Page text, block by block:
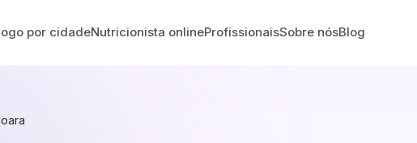
por cidadeNutricionista onlineProfissionaisSobre nósBlog